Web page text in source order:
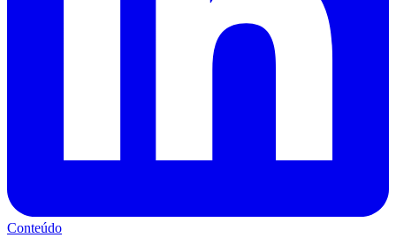
Conteúdo